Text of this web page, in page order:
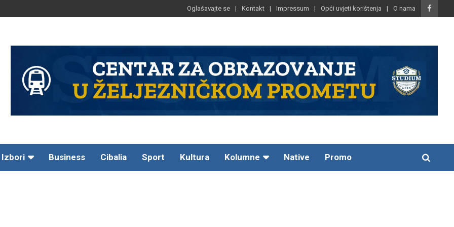
Oglašavajte se Kontakt Impressum Opći uvjeti korištenja O nama
Izbori Business Cibalia Sport Kultura Kolumne Native Promo